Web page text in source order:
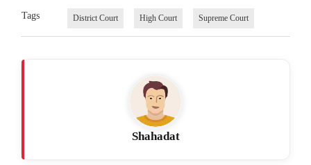
Tags District Court High Court Supreme Court
Shahadat